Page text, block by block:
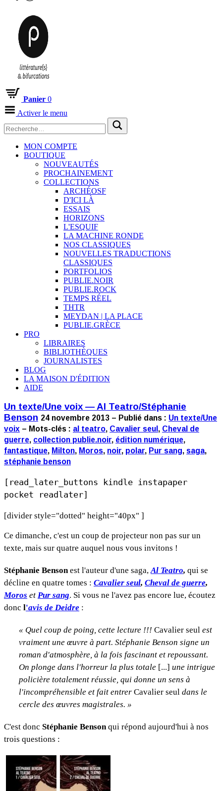
Panier 0
Activer le menu
MON COMPTE
BOUTIQUE
NOUVEAUTÉS
PROCHAINEMENT
COLLECTIONS
ARCHÉOSF
D'ICI LÀ
ESSAIS
HORIZONS
L'ESQUIF
LA MACHINE RONDE
NOS CLASSIQUES
NOUVELLES TRADUCTIONS
CLASSIQUES
PORTFOLIOS
PUBLIE.NOIR
PUBLIE.ROCK
TEMPS RÉEL
THTR
MEYDAN | LA PLACE
PUBLIE.GRÈCE
PRO
LIBRAIRES
BIBLIOTHÈQUES
JOURNALISTES
BLOG
LA MAISON D'ÉDITION
AIDE
Un texte/Une voix — Al Teatro/Stéphanie
Benson 24 novembre 2013 – Publié dans : Un texte/Une
voix – Mots-clés : al teatro, Cavalier seul , Cheval de
guerre, collection publie.noir, édition numérique,
fantastique, Milton, Moros, noir, polar, Pur sang, saga,
stéphanie benson
[read_later_buttons kindle instapaper
pocket readlater]
[divider style="dotted" height="40px" ]
Ce dimanche, c'est un coup de projecteur non pas sur un
texte, mais sur quatre auquel nous vous invitons !
Stéphanie Bensonest l'auteur d'une saga,Al Teatro, qui se
décline en quatre tomes : Cavalier seul, Cheval de guerre,
Moros et Pur sang. Si vous ne l'avez pas encore lue, écoutez
donc l'avis de Deidre :
« Quel coup de poing, cette lecture !!! Cavalier seul est
vraiment une œuvre à part. Stéphanie Benson signe un
roman d'atmosphère, à la fois fascinant et repoussant.
On plonge dans l'horreur la plus totale [...] une intrigue
policière totalement réussie, qui donne un sens à
l'incompréhensible et fait entrer Cavalier seul dans le
cercle des œuvres magistrales. »
C'est donc Stéphanie Bensonqui répond aujourd'hui à nos
trois questions :